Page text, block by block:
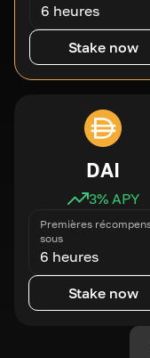
6 heures
Stake now
DAI
3% APY
Premières
sous
6 heures
Stake now